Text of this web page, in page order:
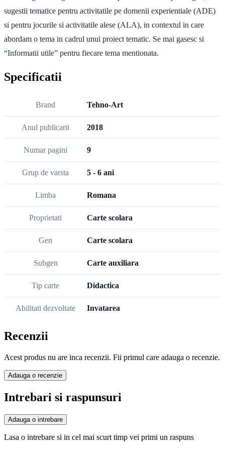
sugestii tematice pentru activitatile pe domenii experientiale (ADE)
si pentru jocurile si activitatile alese (ALA), in contextul in care
abordam o tema in cadrul unui proiect tematic. Se mai gasesc si
“Informatii utile” pentru fiecare tema mentionata.
Specificatii
Brand Tehno-Art
Anul publicarii 2018
Numar pagini 9
Grup de varsta 5 - 6 ani
Limba Romana
Proprietati Carte scolara
Gen Carte scolara
Subgen Carte auxiliara
Tip carte Didactica
Abilitati dezvoltate Invatarea
Recenzii
Acest produs nu are inca recenzii. Fii primul care adauga o recenzie.
Adauga o recenzie
Intrebari si raspunsuri
Adauga o intrebare
Lasa o intrebare si in cel mai scurt timp vei primi un raspuns